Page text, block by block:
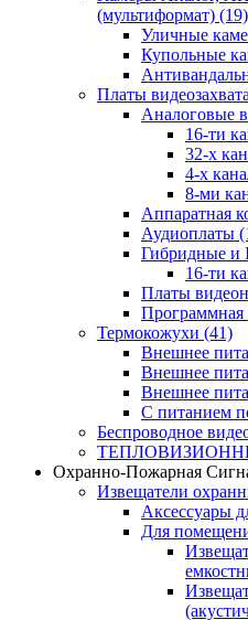
(мультиформат) (19)
Уличные
Купольные
Платы видеозахвата
Аналоговые
16-ти
32-х
4-х
8-ми
Аппаратная
Аудиоплаты
Гибридные и
16-ти
Платы
Программная
Термокожухи (41)
Внешнее
Внешнее
Внешнее
С питанием
Беспроводное
Охранно-Пожарная
Извещатели
Аксессуары
Для